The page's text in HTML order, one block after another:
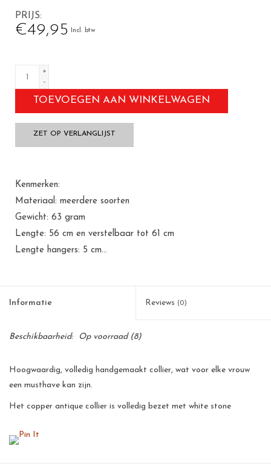
PRIJS
€49,95 Incl. btw
+
-
TOEVOEGEN AAN WINKELWAGEN
ZET OP VERLANGLIJST
Kenmerken:
Materiaal: meerdere soorten
Gewicht: 63 gram
Lengte: 56 cm en verstelbaar tot 61 cm
Lengte hangers: 5 cm...
Informatie Reviews (0)
Beschikbaarheid: Op voorraad(8)
Hoogwaardig, volledig handgemaakt collier, wat voor elke vrouw
een musthave kan zijn.
Het copper antique collier is volledig bezet met white stone
black pin parelmoer en kabebe wit parelmoer, wat het geheel